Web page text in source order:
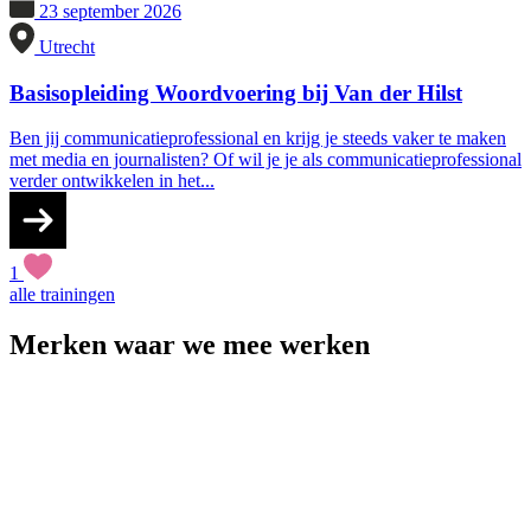
23 september 2026
Utrecht
Basisopleiding Woordvoering bij Van der Hilst
Ben jij communicatieprofessional en krijg je steeds vaker te maken
met media en journalisten? Of wil je je als communicatieprofessional
verder ontwikkelen in het...
1
alle trainingen
Merken waar we mee werken